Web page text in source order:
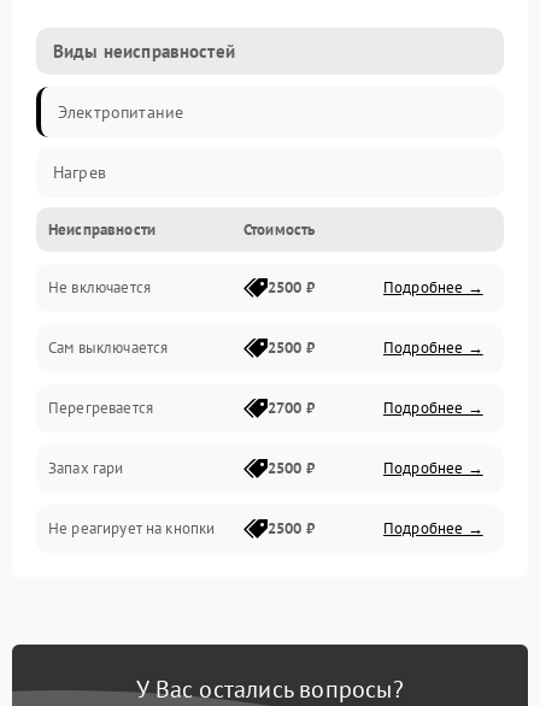
Виды неисправностей
Электропитание
Нагрев
Неисправности Стоимость
Не включается 2500 ₽ Подробнее →
Сам выключается 2500 ₽ Подробнее →
Перегревается 2700 ₽ Подробнее →
Запах гари 2500 ₽ Подробнее →
Не реагирует на кнопки 2500 ₽ Подробнее →
У Вас остались вопросы?